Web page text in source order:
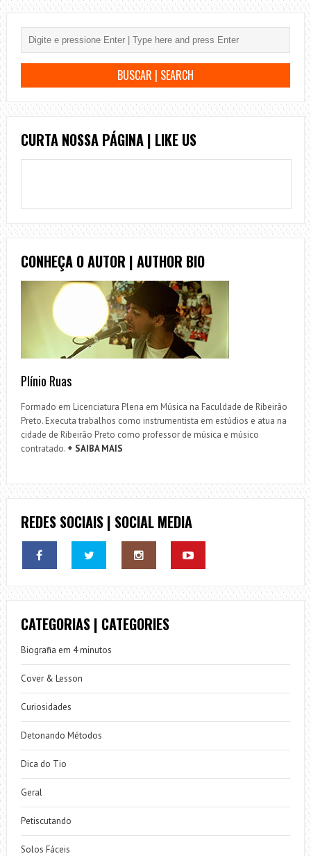
CURTA NOSSA PÁGINA | LIKE US
CONHEÇA O AUTOR | AUTHOR BIO
Plínio Ruas
Formado em Licenciatura Plena em Música na Faculdade de Ribeirão
Preto. Executa trabalhos como instrumentista em estúdios e atua na
cidade de Ribeirão Preto como professor de música e músico
contratado. + SAIBA MAIS
REDES SOCIAIS | SOCIAL MEDIA
CATEGORIAS | CATEGORIES
Biografia em 4 minutos
Cover & Lesson
Curiosidades
Detonando Métodos
Dica do Tio
Geral
Petiscutando
Solos Fáceis